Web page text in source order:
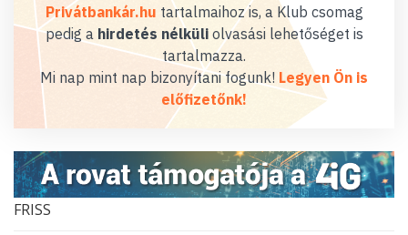
Privátbankár.hu tartalmaihoz is, a Klub csomag
pedig a hirdetés nélküliolvasási lehetőséget is
tartalmazza.
Mi nap mint nap bizonyítani fogunk! Legyen Ön is
előfizetőnk!
FRISS